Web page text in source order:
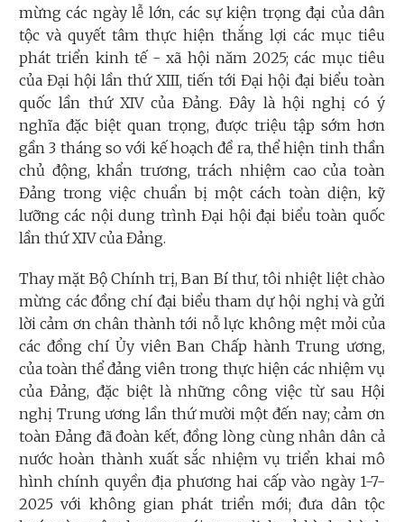
mừng các ngày lễ lớn, các sự kiện trọng đại của dân
tộc và quyết tâm thực hiện thắng lợi các mục tiêu
phát triển kinh tế - xã hội năm 2025; các mục tiêu
của Đại hội lần thứ XIII, tiến tới Đại hội đại biểu toàn
quốc lần thứ XIV của Đảng. Đây là hội nghị có ý
nghĩa đặc biệt quan trọng, được triệu tập sớm hơn
gần 3 tháng so với kế hoạch đề ra, thể hiện tinh thần
chủ động, khẩn trương, trách nhiệm cao của toàn
Đảng trong việc chuẩn bị một cách toàn diện, kỹ
lưỡng các nội dung trình Đại hội đại biểu toàn quốc
lần thứ XIV của Đảng.
Thay mặt Bộ Chính trị, Ban Bí thư, tôi nhiệt liệt chào
mừng các đồng chí đại biểu tham dự hội nghị và gửi
lời cảm ơn chân thành tới nỗ lực không mệt mỏi của
các đồng chí Ủy viên Ban Chấp hành Trung ương,
của toàn thể đảng viên trong thực hiện các nhiệm vụ
của Đảng, đặc biệt là những công việc từ sau Hội
nghị Trung ương lần thứ mười một đến nay; cảm ơn
toàn Đảng đã đoàn kết, đồng lòng cùng nhân dân cả
nước hoàn thành xuất sắc nhiệm vụ triển khai mô
hình chính quyền địa phương hai cấp vào ngày 1-7-
2025 với không gian phát triển mới; đưa dân tộc